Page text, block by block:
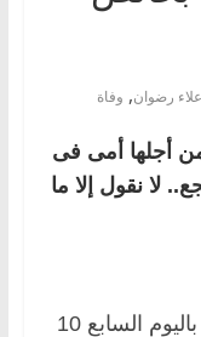
علاء رضوان, وفاة
أجلها أمى فى
مفجع.. لا نقول إلا ما
فقد الزميل علاء رضوان، الصحفي باليوم السابع 10